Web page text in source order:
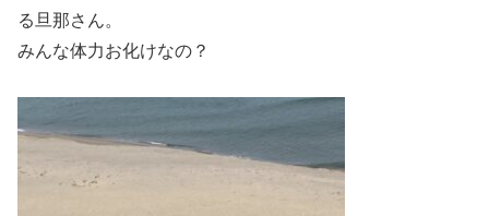
る旦那さん。
みんな体力お化けなの？